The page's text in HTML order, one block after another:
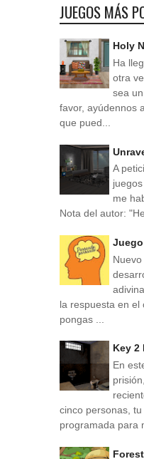
JUEGOS MÁS
Holy
Ha
otra
sea
favor, ayúdennos
que pued...
A
me
Nota del autor:
la respuesta en el
pongas ...
Key 2
En
cinco personas,
programada para